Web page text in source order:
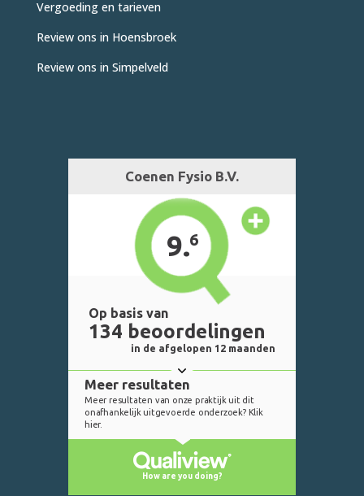
Vergoeding en tarieven
Review ons in Hoensbroek
Review ons in Simpelveld